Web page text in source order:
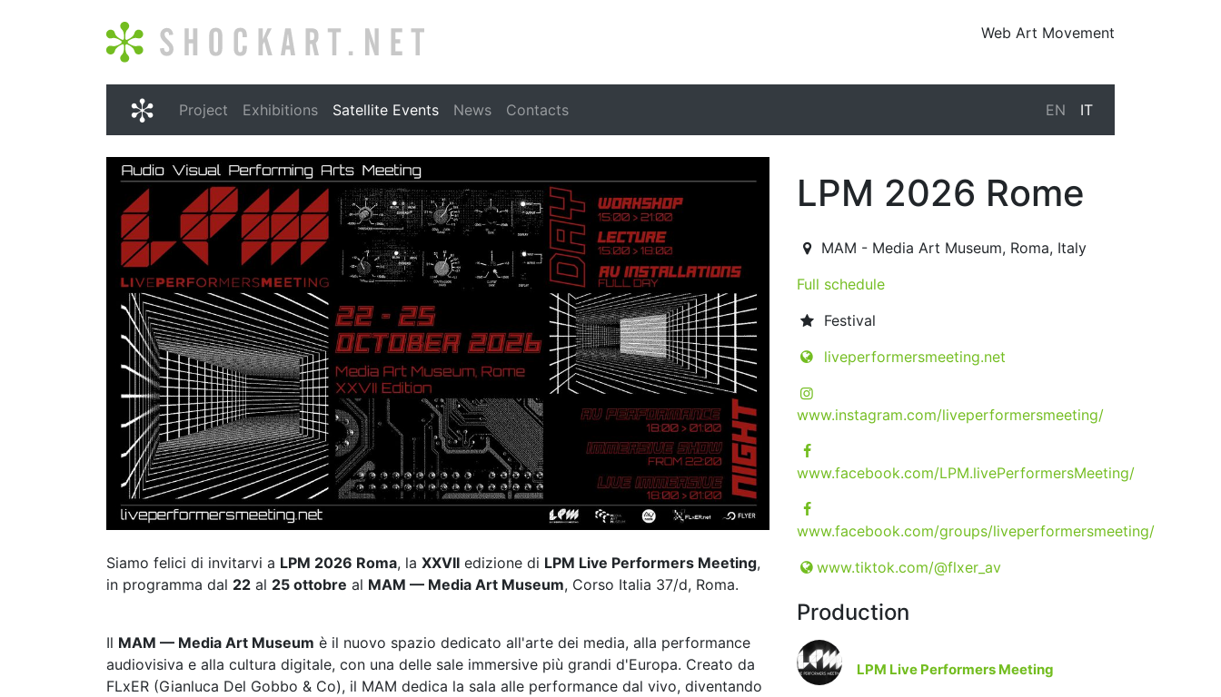
Web Art Movement
Shockart.net
Project Exhibitions Satellite Events News Contacts EN IT
Siamo felici di invitarvi a LPM 2026 Roma, la XXVII edizione di LPM Live Performers Meeting,
in programma dal 22 al 25 ottobre al MAM — Media Art Museum, Corso Italia 37/d, Roma.
Il MAM — Media Art Museum è il nuovo spazio dedicato all'arte dei media, alla performance
audiovisiva e alla cultura digitale, con una delle sale immersive più grandi d'Europa. Creato da
FLxER (Gianluca Del Gobbo & Co), il MAM dedica la sala alle performance dal vivo, diventando
LPM 2026 Rome
2026-10-22T10:00:00.000Z|2026-10-21T23:30:00.000Z
MAM - Media Art Museum, Roma, Italy
Full schedule
Festival
liveperformersmeeting.net
www.instagram.com/liveperformersmeeting/
www.facebook.com/LPM.livePerformersMeeting/
www.facebook.com/groups/liveperformersmeeting/
www.tiktok.com/@flxer_av
Production
LPM Live Performers Meeting